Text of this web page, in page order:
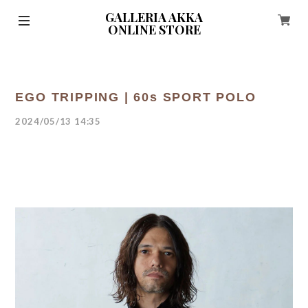
GALLERIA AKKA
ONLINE STORE
EGO TRIPPING | 60s SPORT POLO
2024/05/13 14:35